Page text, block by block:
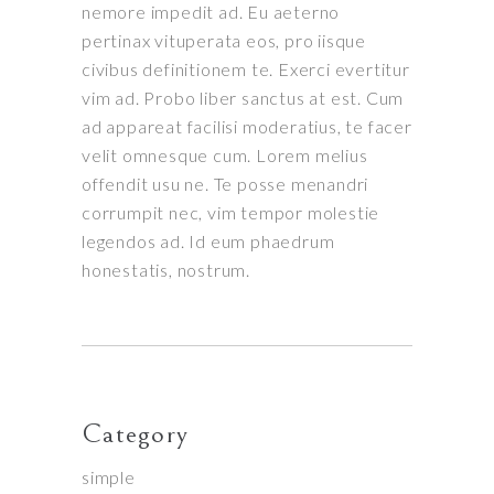
nemore impedit ad. Eu aeterno
pertinax vituperata eos, pro iisque
civibus definitionem te. Exerci evertitur
vim ad. Probo liber sanctus at est. Cum
ad appareat facilisi moderatius, te facer
velit omnesque cum. Lorem melius
offendit usu ne. Te posse menandri
corrumpit nec, vim tempor molestie
legendos ad. Id eum phaedrum
honestatis, nostrum.
Category
simple